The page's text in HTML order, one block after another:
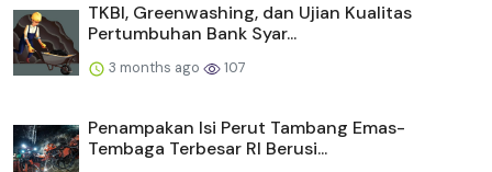
TKBI, Greenwashing, dan Ujian Kualitas
Pertumbuhan Bank Syar...
3 months ago 107
Penampakan Isi Perut Tambang Emas-
Tembaga Terbesar RI Berusi...